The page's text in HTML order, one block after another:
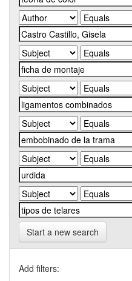
Start a new search
Add filters: